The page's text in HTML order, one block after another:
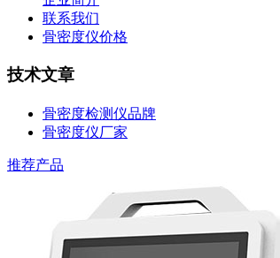
联系我们
骨密度仪价格
技术文章
骨密度检测仪品牌
骨密度仪厂家
推荐产品